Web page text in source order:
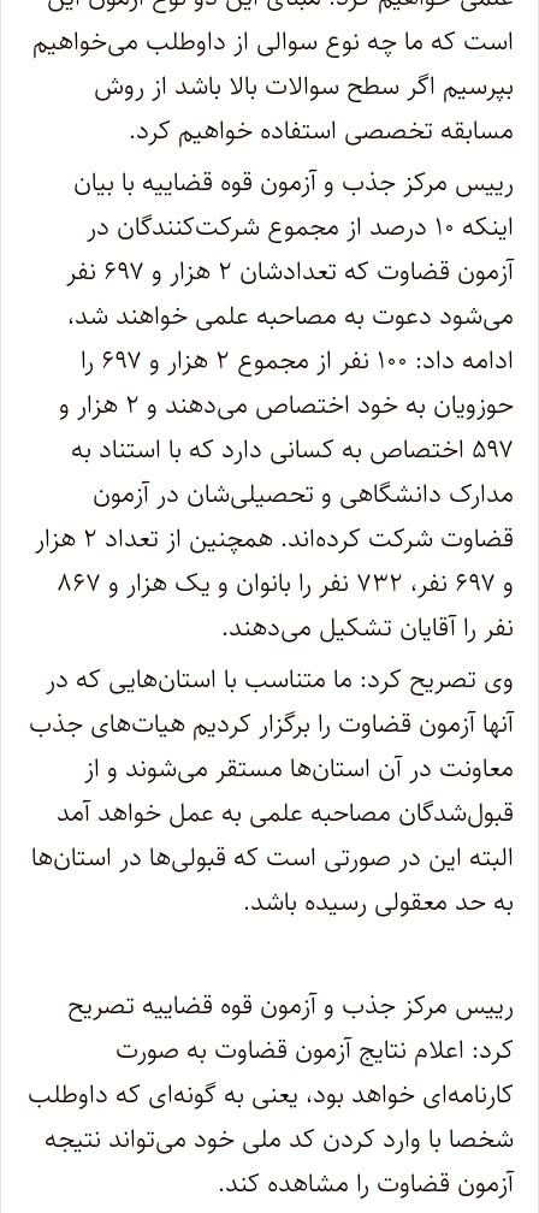
است که ما چه نوع سوالی از داوطلب می‌خواهیم
بپرسیم اگر سطح سوالات بالا باشد از روش
مسابقه تخصصی استفاده خواهیم کرد.
رییس مرکز جذب و آزمون قوه قضاییه با بیان
اینکه ۱۰ درصد از مجموع شرکت‌کنندگان در
آزمون قضاوت که تعدادشان ۲ هزار و ۶۹۷ نفر
می‌شود دعوت به مصاحبه علمی خواهند شد،
ادامه داد: ۱۰۰ نفر از مجموع ۲ هزار و ۶۹۷ را
حوزویان به خود اختصاص می‌دهند و ۲ هزار و
۵۹۷ اختصاص به کسانی دارد که با استناد به
مدارک دانشگاهی و تحصیلی‌شان در آزمون
قضاوت شرکت کرده‌اند. همچنین از تعداد ۲ هزار
و ۶۹۷ نفر، ۷۳۲ نفر را بانوان و یک هزار و ۸۶۷
نفر را آقایان تشکیل می‌دهند.
وی تصریح کرد: ما متناسب با استان‌هایی که در
آنها آزمون قضاوت را برگزار کردیم هیات‌های جذب
معاونت در آن استان‌ها مستقر می‌شوند و از
قبول‌شدگان مصاحبه علمی به عمل خواهد آمد
البته این در صورتی است که قبولی‌ها در استان‌ها
به حد معقولی رسیده باشد.
رییس مرکز جذب و آزمون قوه قضاییه تصریح
کرد: اعلام نتایج آزمون قضاوت به صورت
کارنامه‌ای خواهد بود، یعنی به گونه‌ای که داوطلب
شخصا با وارد کردن کد ملی خود می‌تواند نتیجه
آزمون قضاوت را مشاهده کند.